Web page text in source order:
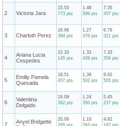
2 Victoria Jara
15.53
773 pts
1.48
599 pts
7.35
357 pts
3 Charloth Perez
18.96
394 pts
1.27
379 pts
6.78
321 pts
4
Ariana Lucia
Cespedes
22.20
145 pts
1.33
439 pts
7.33
356 pts
5
Emilly Pamela
Quesada
18.51
437 pts
1.39
502 pts
9.62
505 pts
6
Valentina
Delgado
19.09
382 pts
1.24
350 pts
5.45
237 pts
7
Anyel Bridgette
20.09
295 pts
1.18
293 pts
4.82
197 pts